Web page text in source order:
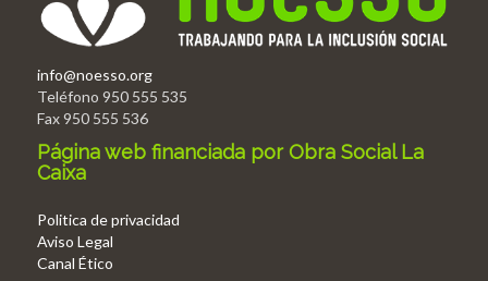
info@noesso.org
Teléfono 950 555 535
Fax 950 555 536
Página web financiada por Obra Social La
Caixa
Politica de privacidad
Aviso Legal
Canal Ético